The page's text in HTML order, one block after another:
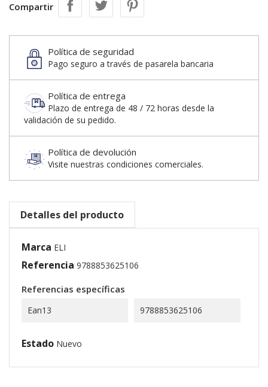
Compartir
Política de seguridad
Pago seguro a través de pasarela bancaria
Política de entrega
Plazo de entrega de 48 / 72 horas desde la
validación de su pedido.
Política de devolución
Visite nuestras condiciones comerciales.
Detalles del producto
Marca ELI
Referencia 9788853625106
Referencias específicas
Ean13 9788853625106
Estado Nuevo